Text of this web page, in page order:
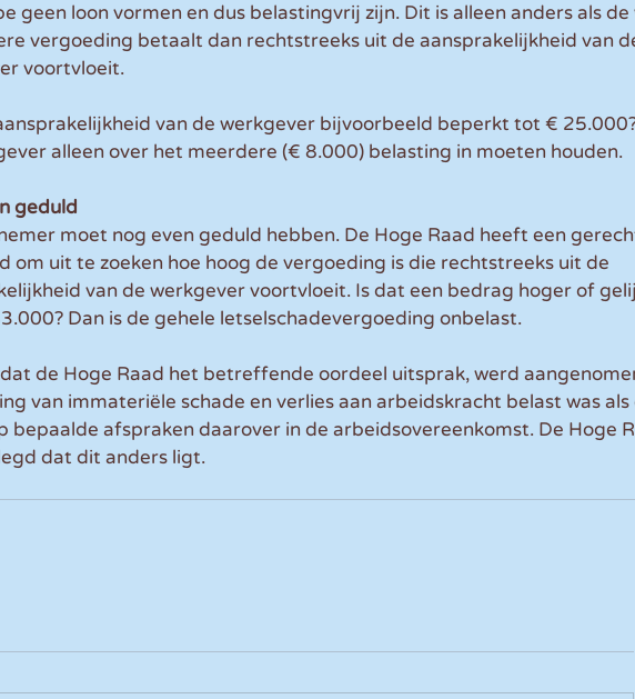
geen loon vormen en dus belastingvrij zijn. Dit is alleen anders als
vergoeding betaalt dan rechtstreeks uit de aansprakelijkheid van
voortvloeit.
van de werkgever bijvoorbeeld beperkt tot €
alleen over het meerdere (€ 8.000) belasting in moeten houden.
geduld
moet nog even geduld hebben. De Hoge Raad heeft een
om uit te zoeken hoe hoog de vergoeding is die rechtstreeks uit de
van de werkgever voortvloeit. Is dat een bedrag hoger of
Dan is de gehele letselschadevergoeding onbelast.
de Hoge Raad het betreffende oordeel uitsprak, werd
van immateriële schade en verlies aan arbeidskracht belast was als
bepaalde afspraken daarover in de arbeidsovereenkomst. De Hoge
dat dit anders ligt.